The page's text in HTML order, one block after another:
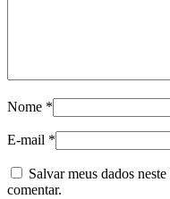
Nome *
E-mail *
Salvar meus dados
comentar.